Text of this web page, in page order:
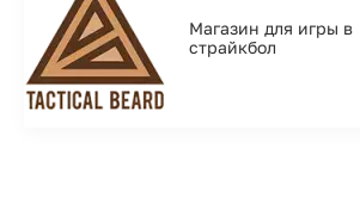
Магазин для игры в
страйкбол